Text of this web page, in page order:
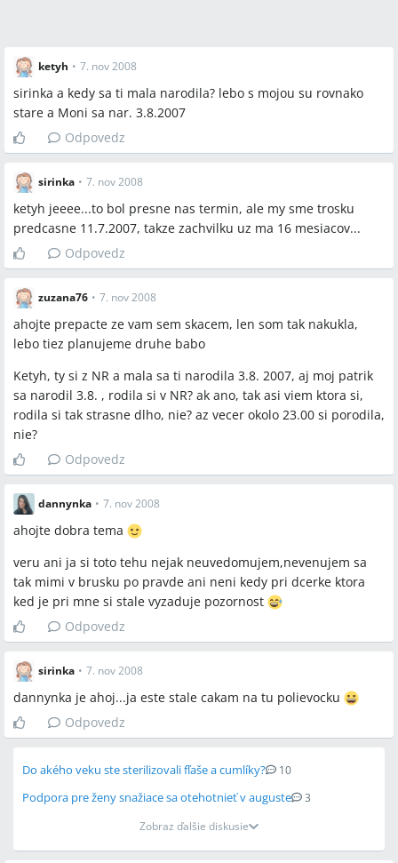
NR, Kramare, KE, BB, RS, Levice, Beata K., Filip, Patrik, Moni,
Klárka, Sebi, Alex
ketyh • 7. nov 2008
sirinka a kedy sa ti mala narodila? lebo s mojou su rovnako
stare a Moni sa nar. 3.8.2007
Odpovedz
sirinka • 7. nov 2008
ketyh jeeee...to bol presne nas termin, ale my sme trosku
predcasne 11.7.2007, takze zachvilku uz ma 16 mesiacov...
Odpovedz
zuzana76 • 7. nov 2008
ahojte prepacte ze vam sem skacem, len som tak nakukla,
lebo tiez planujeme druhe babo
Ketyh, ty si z NR a mala sa ti narodila 3.8. 2007, aj moj patrik
sa narodil 3.8. , rodila si v NR? ak ano, tak asi viem ktora si,
rodila si tak strasne dlho, nie? az vecer okolo 23.00 si porodila,
nie?
Odpovedz
dannynka • 7. nov 2008
ahojte dobra tema
veru ani ja si toto tehu nejak neuvedomujem,nevenujem sa
tak mimi v brusku po pravde ani neni kedy pri dcerke ktora
ked je pri mne si stale vyzaduje pozornost
Odpovedz
sirinka • 7. nov 2008
dannynka je ahoj...ja este stale cakam na tu polievocku
Odpovedz
Do akého veku ste sterilizovali fľaše a cumlíky? 10
Podpora pre ženy snažiace sa otehotnieť v auguste
3
Zobraz ďalšie diskusie